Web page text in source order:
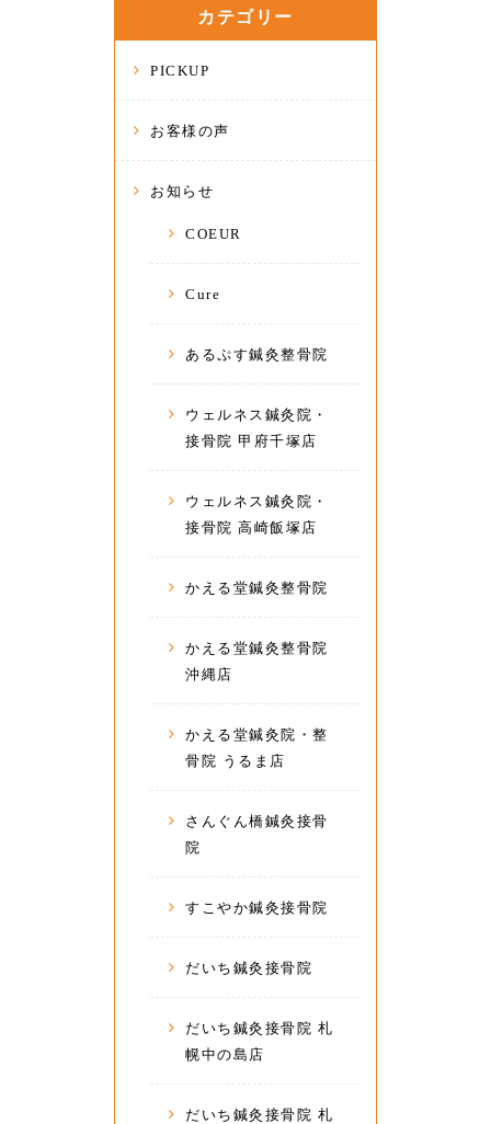
カテゴリー
PICKUP
お客様の声
お知らせ
COEUR
Cure
あるぷす鍼灸整骨院
ウェルネス鍼灸院・
接骨院 甲府千塚店
ウェルネス鍼灸院・
接骨院 高崎飯塚店
かえる堂鍼灸整骨院
かえる堂鍼灸整骨院
沖縄店
かえる堂鍼灸院・整
骨院 うるま店
さんぐん橋鍼灸接骨
院
すこやか鍼灸接骨院
だいち鍼灸接骨院
だいち鍼灸接骨院 札
幌中の島店
だいち鍼灸接骨院 札